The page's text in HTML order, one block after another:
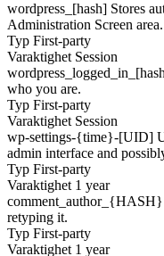
wordpress_[hash] Stores
Administration Screen area.
Typ First-party
Varaktighet Session
who you are.
Typ First-party
Varaktighet Session
wp-settings-{time}-[UID]
admin interface and
Typ First-party
Varaktighet 1 year
comment_author_{HASH}
retyping it.
Typ First-party
Varaktighet 1 year